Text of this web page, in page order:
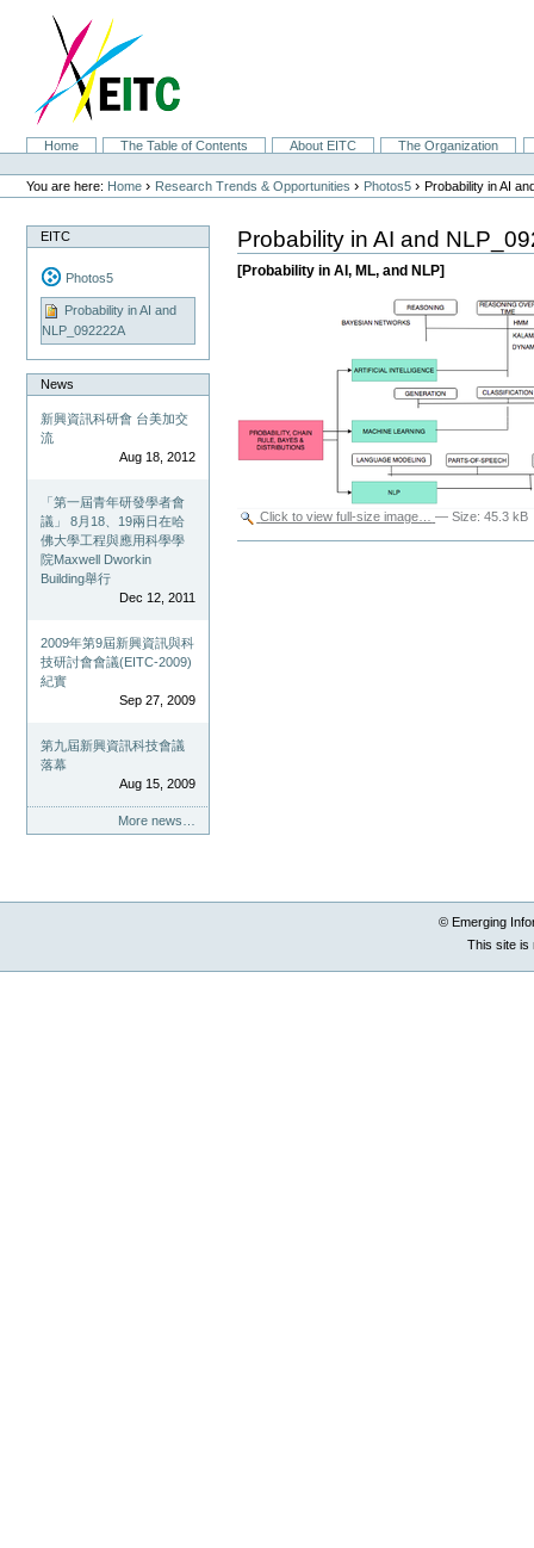
navigation
SectionsHome The Table of Contents About EITC
The Organization
Personal
tools
You are here: Home › Research Trends & Opportunities › Photos5 ›Probability in AI
EITC
Photos5
Probability in AI and
NLP_092222A
News
新興資訊科研會 台美加交
流
Aug 18, 2012
「第一屆青年研發學者會
議」 8月18、19兩日在哈
佛大學工程與應用科學學
院Maxwell Dworkin
Building舉行
Dec 12, 2011
2009年第9屆新興資訊與科
技研討會會議(EITC-2009)
紀實
Sep 27, 2009
第九屆新興資訊科技會議
落幕
Aug 15, 2009
More news…
Probability in AI and
[Probability in AI, ML, and NLP]
Click to view full-size image… —Size:45.3 kB
© Emerging
This site is